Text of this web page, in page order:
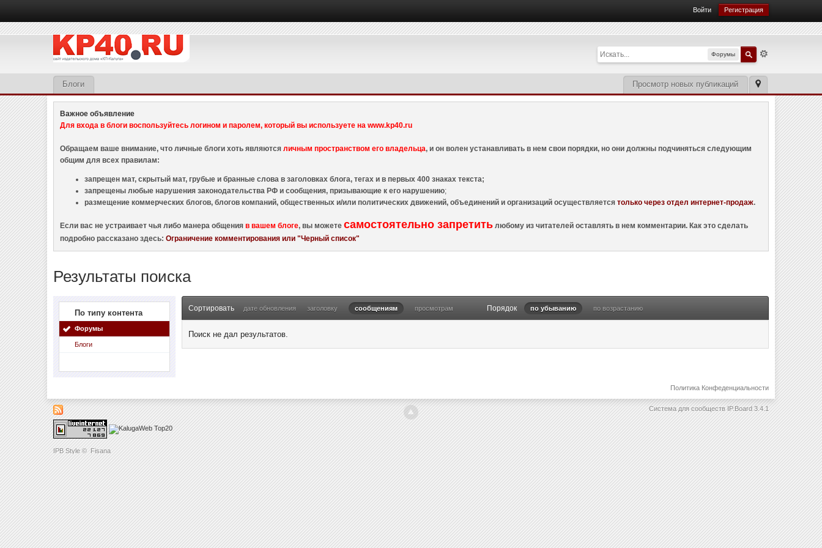
IPB Style © Fisana
Войти Регистрация
Форумы
Просмотр новых публикаций
Блоги
Важное объявление
Для входа в блоги воспользуйтесь логином и паролем, который вы используете на www.kp40.ru
Обращаем ваше внимание, что личные блоги хоть являютсяличным пространством его владельца, и он волен устанавливать в нем свои порядки, но они должны подчиняться следующим
общим для всех правилам:
запрещен мат, скрытый мат, грубые и бранные слова в заголовках блога, тегах и в первых 400 знаках текста;
запрещены любые нарушения законодательства РФ и сообщения, призывающие к его нарушению;
размещение коммерческих блогов, блогов компаний, общественных и/или политических движений, объединений и организаций осуществляетсятолько через отдел интернет-продаж.
Если вас не устраивает чья либо манера общенияв вашем блоге, вы можетесамостоятельно запретить любому из читателей оставлять в нем комментарии. Как это сделать
подробно рассказано здесь:Ограничение комментирования или "Черный список"
Результаты поиска
По типу контента
Форумы
Блоги
Сортировать дате обновления заголовку сообщениям просмотрам Порядок по убыванию по возрастанию
Поиск не дал результатов.
Политика Конфеденциальности
Система для сообществ IP.Board 3.4.1